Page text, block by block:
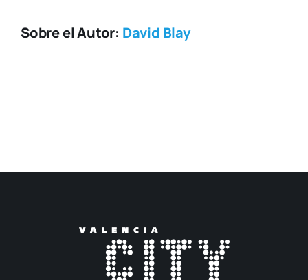
Sobre el Autor: David Blay